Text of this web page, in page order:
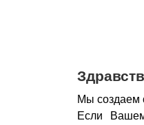
Мы создаем
Если